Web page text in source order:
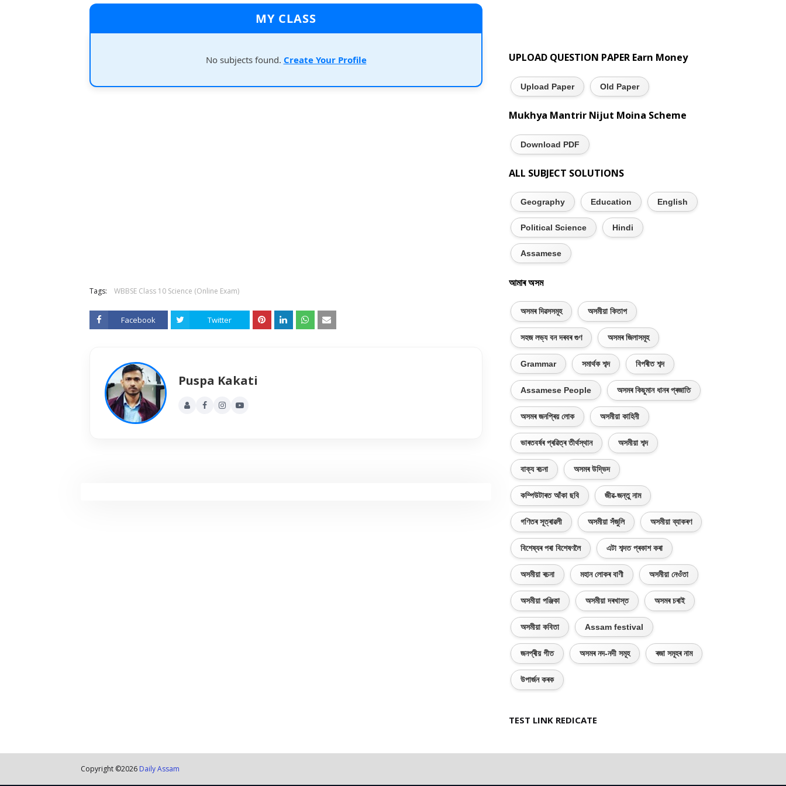
MY CLASS
No subjects found. Create Your Profile
Tags: WBBSE Class 10 Science (Online Exam)
Facebook Twitter
Puspa Kakati
UPLOAD QUESTION PAPER Earn Money
Upload Paper Old Paper
Mukhya Mantrir Nijut Moina Scheme
Download PDF
ALL SUBJECT SOLUTIONS
Geography Education English
Political Science Hindi
Assamese
আমাৰ অসম
অসমৰ দিৱসসমূহ অসমীয়া কিতাপ
সহজ লভ্য বন দৰবৰ গুণ অসমৰ জিলাসমূহ
Grammar সমাৰ্থক শব্দ বিপৰীত শব্দ
Assamese People অসমৰ কিছুমান ধানৰ প্ৰজাতি
অসমৰ জনপ্ৰিয় লোক অসমীয়া কাহিনী
ভাৰতবৰ্ষৰ প্ৰৱিত্ৰ তীৰ্থস্থান অসমীয়া শব্দ
বাক্য ৰচনা অসমৰ উদ্ভিদ
কম্পিউটাৰত আঁকা ছবি জীৱ-জন্তু নাম
গণিতৰ সূত্ৰাৱলী অসমীয়া সঁজুলি অসমীয়া ব্যাকৰণ
বিশেষ্যৰ পৰা বিশেষণলৈ এটা শব্দত প্ৰকাশ কৰা
অসমীয়া ৰচনা মহান লোকৰ বাণী অসমীয়া নেওঁতা
অসমীয়া পঞ্জিকা অসমীয়া দৰখাস্ত অসমৰ চৰাই
অসমীয়া কবিতা Assam festival
জনপ্ৰীয় গীত অসমৰ নদ-নদী সমূহ ৰজা সমূহৰ নাম
উপাৰ্জন কৰক
TEST LINK REDICATE
Copyright ©2026 Daily Assam